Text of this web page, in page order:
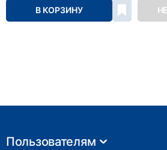
В КОРЗИНУ
Пользователям